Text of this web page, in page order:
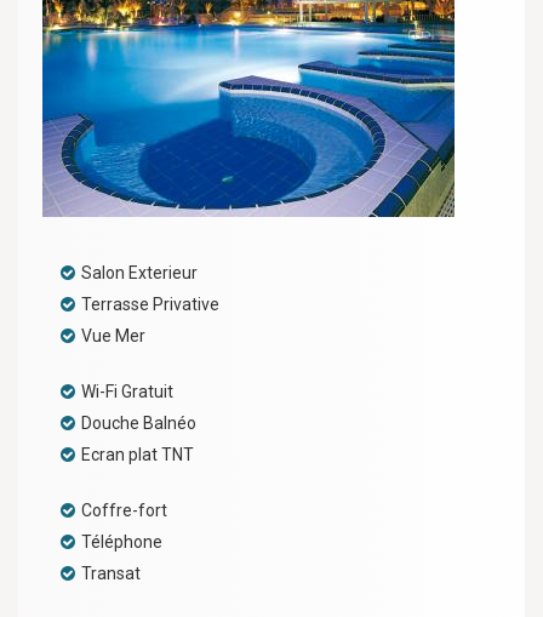
Salon Exterieur
Terrasse Privative
Vue Mer
Wi-Fi Gratuit
Douche Balnéo
Ecran plat TNT
Coffre-fort
Téléphone
Transat